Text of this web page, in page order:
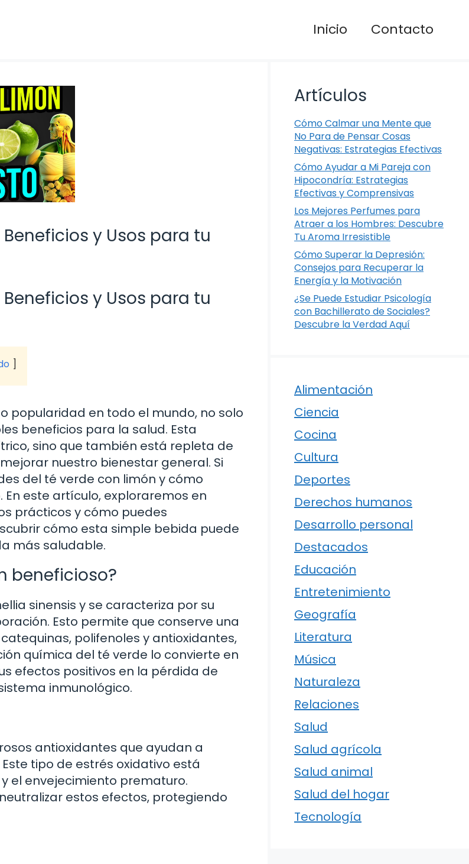
Inicio Contacto
y Usos para tu
y Usos para tu
popularidad en todo el mundo, no solo
beneficios para la salud. Esta
sino que también está repleta de
nuestro bienestar general. Si
del té verde con limón y cómo
este artículo, exploraremos en
prácticos y cómo puedes
cómo esta simple bebida puede
más saludable.
beneficioso?
sinensis y se caracteriza por su
Esto permite que conserve una
polifenoles y antioxidantes,
química del té verde lo convierte en
efectos positivos en la pérdida de
inmunológico.
antioxidantes que ayudan a
tipo de estrés oxidativo está
el envejecimiento prematuro.
estos efectos, protegiendo
Artículos
Cómo Calmar una Mente que
No Para de Pensar Cosas
Negativas: Estrategias Efectivas
Cómo Ayudar a Mi Pareja con
Hipocondría: Estrategias
Efectivas y Comprensivas
Los Mejores Perfumes para
Atraer a los Hombres: Descubre
Tu Aroma Irresistible
Cómo Superar la Depresión:
Consejos para Recuperar la
Energía y la Motivación
¿Se Puede Estudiar Psicología
con Bachillerato de Sociales?
Descubre la Verdad Aquí
Alimentación
Ciencia
Cocina
Cultura
Deportes
Derechos humanos
Desarrollo personal
Destacados
Educación
Entretenimiento
Geografía
Literatura
Música
Naturaleza
Relaciones
Salud
Salud agrícola
Salud animal
Salud del hogar
Tecnología